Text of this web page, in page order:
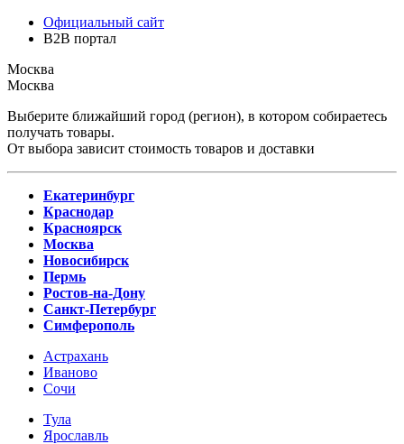
Официальный сайт
B2B портал
Москва
Москва
Выберите ближайший город (регион), в котором собираетесь
получать товары.
От выбора зависит стоимость товаров и доставки
Екатеринбург
Краснодар
Красноярск
Москва
Новосибирск
Пермь
Ростов-на-Дону
Санкт-Петербург
Симферополь
Астрахань
Иваново
Сочи
Тула
Ярославль